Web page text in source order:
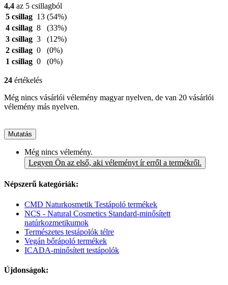
4,4 az 5 csillagból
5 csillag 13 (54%)
4 csillag 8
(33%)
3 csillag 3
(12%)
2 csillag 0
(0%)
1 csillag 0 (0%)
24 értékelés
Még nincs vásárlói vélemény magyar nyelven, de van 20 vásárlói
vélemény más nyelven.
Mutatás
Még nincs vélemény.
Legyen Ön az első, aki véleményt ír erről a termékről.
Népszerű kategóriák:
CMD Naturkosmetik Testápoló termékek
NCS - Natural Cosmetics Standard-minősített
natúrkozmetikumok
Természetes testápolók télre
Vegán bőrápoló termékek
ICADA-minősített testápolók
Újdonságok: